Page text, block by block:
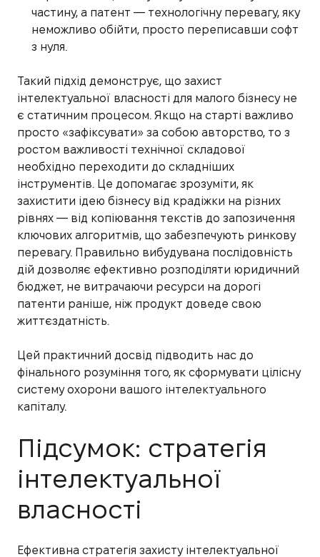
частину, а патент — технологічну перевагу, яку
неможливо обійти, просто переписавши софт
з нуля.
Такий підхід демонструє, що захист
інтелектуальної власності для малого бізнесу не
є статичним процесом. Якщо на старті важливо
просто «зафіксувати» за собою авторство, то з
ростом важливості технічної складової
необхідно переходити до складніших
інструментів. Це допомагає зрозуміти, як
захистити ідею бізнесу від крадіжки на різних
рівнях — від копіювання текстів до запозичення
ключових алгоритмів, що забезпечують ринкову
перевагу. Правильно вибудувана послідовність
дій дозволяє ефективно розподіляти юридичний
бюджет, не витрачаючи ресурси на дорогі
патенти раніше, ніж продукт доведе свою
життєздатність.
Цей практичний досвід підводить нас до
фінального розуміння того, як сформувати цілісну
систему охорони вашого інтелектуального
капіталу.
Підсумок: стратегія
інтелектуальної
власності
Ефективна стратегія захисту інтелектуальної